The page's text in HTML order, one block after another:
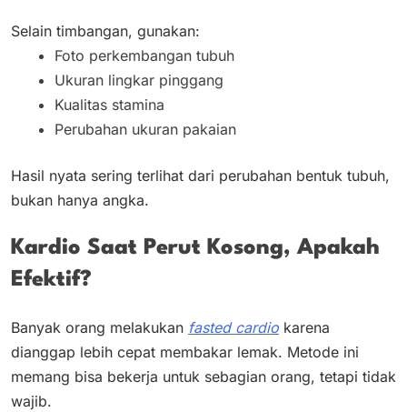
Selain timbangan, gunakan:
Foto perkembangan tubuh
Ukuran lingkar pinggang
Kualitas stamina
Perubahan ukuran pakaian
Hasil nyata sering terlihat dari perubahan bentuk tubuh,
bukan hanya angka.
Kardio Saat Perut Kosong, Apakah
Efektif?
Banyak orang melakukan fasted cardio karena
dianggap lebih cepat membakar lemak. Metode ini
memang bisa bekerja untuk sebagian orang, tetapi tidak
wajib.